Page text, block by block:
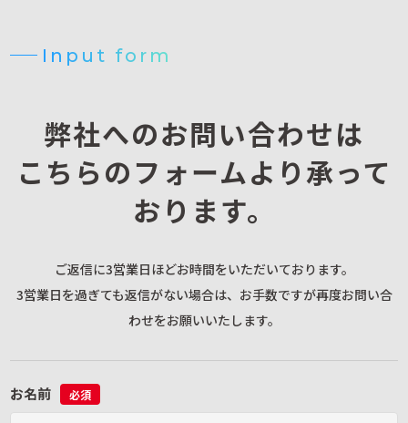
Input form
弊社へのお問い合わせは
こちらのフォームより承って
おります。
ご返信に3営業日ほどお時間をいただいております。
3営業日を過ぎても返信がない場合は、お手数ですが再度お問い合
わせをお願いいたします。
お名前 必須